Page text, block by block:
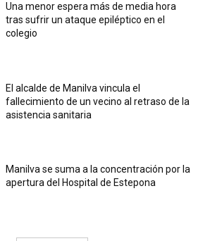
Una menor espera más de media hora
tras sufrir un ataque epiléptico en el
colegio
El alcalde de Manilva vincula el
fallecimiento de un vecino al retraso de la
asistencia sanitaria
Manilva se suma a la concentración por la
apertura del Hospital de Estepona